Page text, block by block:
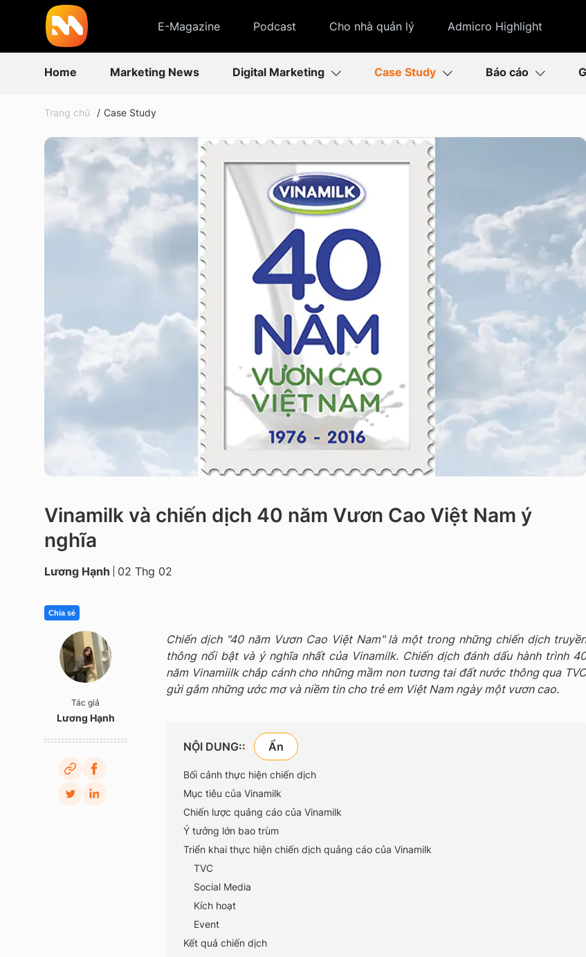
E-Magazine Podcast Cho nhà quản lý Admicro Highlight
Home Marketing News Digital Marketing Case Study Báo cáo
Trang chủ Case Study
Vinamilk và chiến dịch 40 năm Vươn Cao Việt Nam ý
nghĩa
Lương Hạnh 02 Thg 02
Chia sẻ
Tác giả
Lương Hạnh
Chiến dịch "40 năm Vươn Cao Việt Nam" là một trong những chiến dịch truyền
thông nổi bật và ý nghĩa nhất của Vinamilk. Chiến dịch đánh dấu hành trình 40
năm Vinamiilk chắp cánh cho những mầm non tương tai đất nước thông qua TVC
gửi gắm những ước mơ và niềm tin cho trẻ em Việt Nam ngày một vươn cao.
NỘI DUNG::
Bối cảnh thực hiện chiến dịch
Mục tiêu của Vinamilk
Chiến lược quảng cáo của Vinamilk
Ý tưởng lớn bao trùm
Triển khai thực hiện chiến dịch quảng cáo của Vinamilk
TVC
Social Media
Kích hoạt
Event
Kết quả chiến dịch